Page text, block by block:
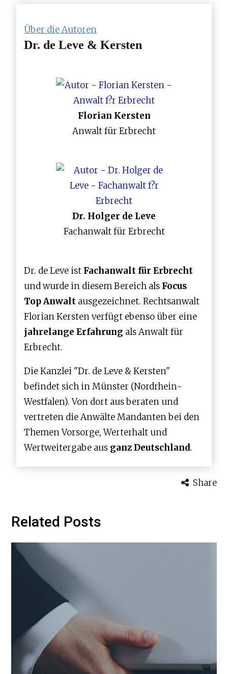
WhatsApp Jetzt Anrufen
Über die Autoren
Dr. de Leve & Kersten
Florian Kersten
Anwalt für Erbrecht
Dr. Holger de Leve
Fachanwalt für Erbrecht
Dr. de Leve ist Fachanwalt für Erbrecht
und wurde in diesem Bereich als Focus
Top Anwalt ausgezeichnet. Rechtsanwalt
Florian Kersten verfügt ebenso über eine
jahrelange Erfahrung als Anwalt für
Erbrecht.
Die Kanzlei "Dr. de Leve & Kersten"
befindet sich in Münster (Nordrhein-
Westfalen). Von dort aus beraten und
vertreten die Anwälte Mandanten bei den
Themen Vorsorge, Werterhalt und
Wertweitergabe aus ganz Deutschland.
Share
Related Posts